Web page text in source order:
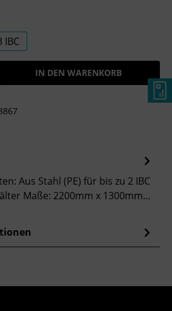
IBC
Gib den gewünschten
IN DEN WARENKORB
Aus Stahl (PE) für bis zu 2 IBC
Maße: 2200mm x 1300mm…